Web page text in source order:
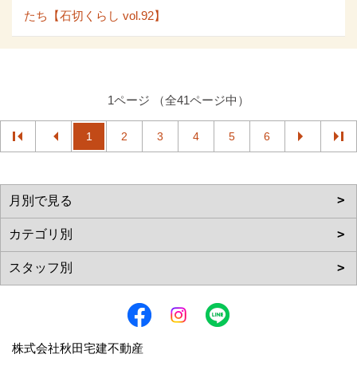
たち【石切くらし vol.92】
1ページ （全41ページ中）
1 2 3 4 5 6
株式会社秋田宅建不動産